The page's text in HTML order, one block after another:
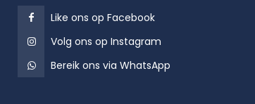
Like ons op Facebook
Volg ons op Instagram
Bereik ons via WhatsApp